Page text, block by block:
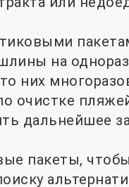
на
них
очистке
дальнейшее
пакеты,